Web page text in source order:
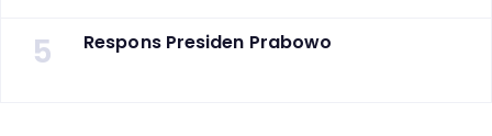
5 Respons Presiden Prabowo